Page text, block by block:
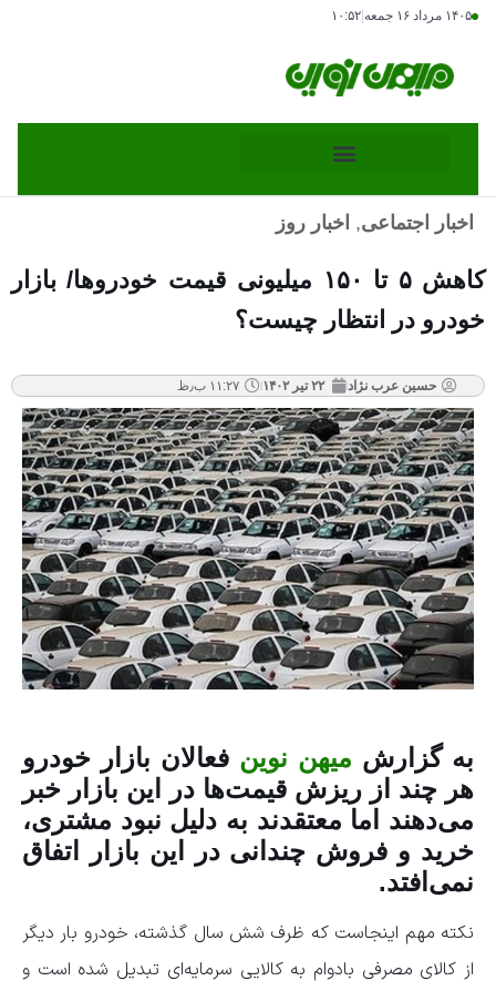
۱۴۰۵ مرداد ۱۶ جمعه ۱۰:۵۲
اخبار اجتماعی, اخبار روز
کاهش ۵ تا ۱۵۰ میلیونی قیمت خودروها/ بازار
خودرو در انتظار چیست؟
حسین عرب نژاد ۲۲ تیر ۱۴۰۲ ۱۱:۲۷ ب٫ظ
به گزارش میهن نوین فعالان بازار خودرو
هر چند از ریزش قیمت‌ها در این بازار خبر
می‌دهند اما معتقدند به دلیل نبود مشتری،
خرید و فروش چندانی در این بازار اتفاق
نمی‌افتد.
نکته مهم اینجاست که ظرف شش سال گذشته، خودرو بار دیگر
از کالای مصرفی بادوام به کالایی سرمایه‌ای تبدیل شده است و